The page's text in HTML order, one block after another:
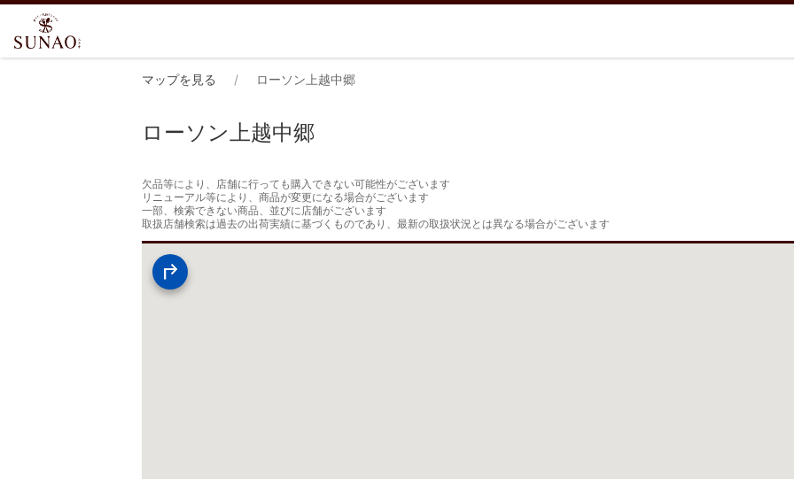
マップを見る ローソン上越中郷
ローソン上越中郷
欠品等により、店舗に行っても購入できない可能性がございます
リニューアル等により、商品が変更になる場合がございます
一部、検索できない商品、並びに店舗がございます
取扱店舗検索は過去の出荷実績に基づくものであり、最新の取扱状況とは異なる場合がございます